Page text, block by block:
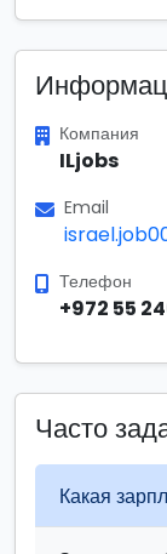
Компания
ILjobs
Email
Телефон
+972 55
Часто
Какая